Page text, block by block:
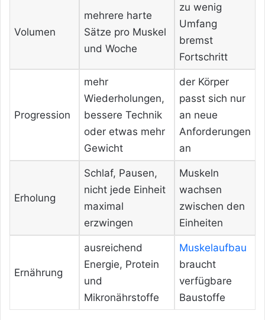
Volumen
mehrere harte
Sätze pro Muskel
und Woche
zu wenig
Umfang
bremst
Fortschritt
Progression
mehr
Wiederholungen,
bessere Technik
oder etwas mehr
Gewicht
der Körper
passt sich nur
an neue
Anforderungen
an
Erholung
Schlaf, Pausen,
nicht jede Einheit
maximal
erzwingen
Muskeln
wachsen
zwischen den
Einheiten
Ernährung
ausreichend
Energie, Protein
und
Mikronährstoffe
Muskelaufbau
braucht
verfügbare
Baustoffe